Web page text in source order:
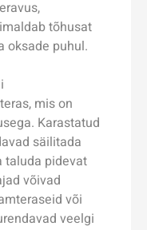
tõhusat
oksade puhul.
mis on
Karastatud
säilitada
taluda pidevat
võivad
või
veelgi